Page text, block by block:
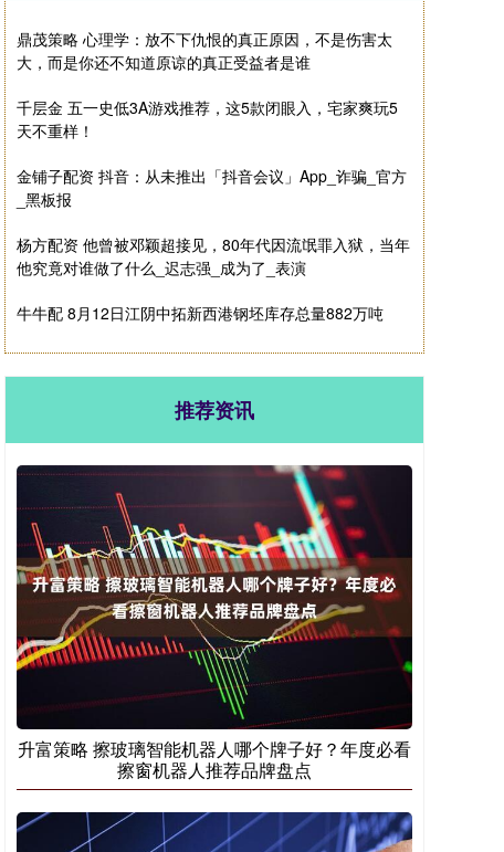
鼎茂策略 心理学：放不下仇恨的真正原因，不是伤害太
大，而是你还不知道原谅的真正受益者是谁
千层金 五一史低3A游戏推荐，这5款闭眼入，宅家爽玩5
天不重样！
金铺子配资 抖音：从未推出「抖音会议」App_诈骗_官方
_黑板报
杨方配资 他曾被邓颖超接见，80年代因流氓罪入狱，当年
他究竟对谁做了什么_迟志强_成为了_表演
牛牛配 8月12日江阴中拓新西港钢坯库存总量882万吨
推荐资讯
升富策略 擦玻璃智能机器人哪个牌子好？年度必看
擦窗机器人推荐品牌盘点